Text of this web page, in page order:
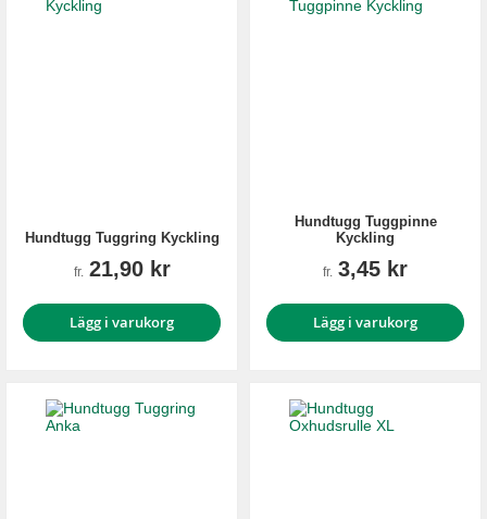
Hundtugg Tuggring Kyckling
fr. 21,90 kr
Lägg i varukorg
Hundtugg Tuggpinne
Kyckling
fr. 3,45 kr
Lägg i varukorg